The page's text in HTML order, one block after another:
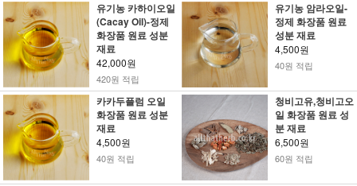
유기농 카하이오일
(Cacay Oil)-정제
화장품 원료 성분
재료
42,000원
420원 적립
유기농 암라오일-
정제 화장품 원료
성분 재료
4,500원
40원 적립
카카두플럼 오일
화장품 원료 성분
재료
4,500원
40원 적립
청비고유,청비고오
일 화장품 원료 성
분 재료
6,500원
60원 적립